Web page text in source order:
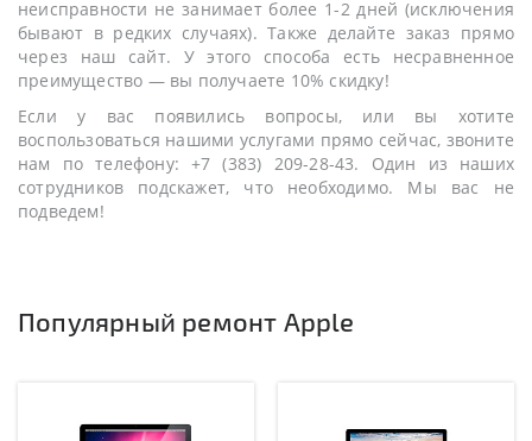
неисправности не занимает более 1-2 дней (исключения
бывают в редких случаях). Также делайте заказ прямо
через наш сайт. У этого способа есть несравненное
преимущество — вы получаете 10% скидку!
Если у вас появились вопросы, или вы хотите
воспользоваться нашими услугами прямо сейчас, звоните
нам по телефону: +7 (383) 209-28-43. Один из наших
сотрудников подскажет, что необходимо. Мы вас не
подведем!
Популярный ремонт Apple